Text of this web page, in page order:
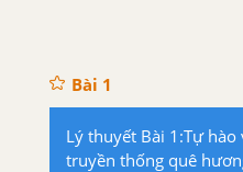
Bài 1
Lý thuyết Bài 1:Tự hào
truyền thống quê